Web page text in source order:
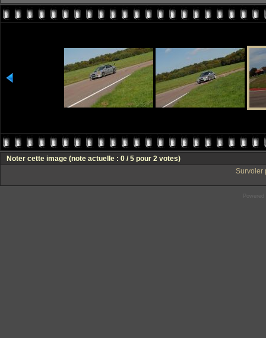
Noter cette image (note actuelle : 0 / 5 pour 2 votes)
Survoler